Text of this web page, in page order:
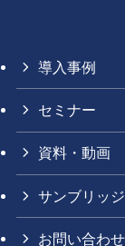
導入事例
セミナー
資料・動画
サンブリッ
お問い合わせ